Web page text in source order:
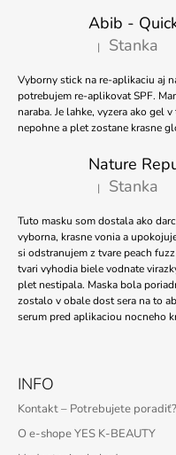
Hodnotenie
| Stanka
Vyborny stick na re-aplikaciu aj
potrebujem re-aplikovat SPF.
naraba. Je lahke, vyzera ako gel
nepohne a plet zostane krasne
Hodnotenie
| Stanka
Tuto masku som dostala ako
vyborna, krasne vonia a
si odstranujem z tvare peach
tvari vyhodia biele vodnate
plet nestipala. Maska bola
zostalo v obale dost sera na to
serum pred aplikaciou nocneho
INFO
Kontakt – Potrebujete poradiť?
O e-shope YES K-BEAUTY